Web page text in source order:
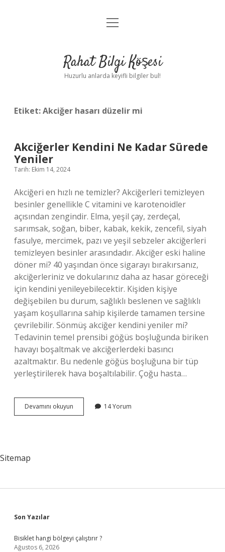
Anasayfa
Yasal Uyarı
menüyü
Rahat Bilgi Köşesi
Huzurlu anlarda keyifli bilgiler bul!
Etiket:Akciğer hasarı düzelir mi
Akciğerler Kendini Ne Kadar Sürede
Yeniler
Tarih: Ekim 14, 2024
Akciğeri en hızlı ne temizler? Akciğerleri temizleyen
besinler genellikle C vitamini ve karotenoidler
açısından zengindir. Elma, yeşil çay, zerdeçal,
sarımsak, soğan, biber, kabak, kekik, zencefil, siyah
fasulye, mercimek, pazı ve yeşil sebzeler akciğerleri
temizleyen besinler arasındadır. Akciğer eski haline
döner mi? 40 yaşından önce sigarayı bırakırsanız,
akciğerleriniz ve dokularınız daha az hasar göreceği
için kendini yenileyebilecektir. Kişiden kişiye
değişebilen bu durum, sağlıklı beslenen ve sağlıklı
yaşam koşullarına sahip kişilerde tamamen tersine
çevrilebilir. Sönmüş akciğer kendini yeniler mi?
Tedavinin temel prensibi göğüs boşluğunda biriken
havayı boşaltmak ve akciğerlerdeki basıncı
azaltmaktır. Bu nedenle göğüs boşluğuna bir tüp
yerleştirilerek hava boşaltılabilir. Çoğu hasta…
Devamını okuyun Akciğerler
Kendini
14 Yorum
Sitemap
Sidebar
Son Yazılar
Bisiklet hangi bölgeyi çalıştırır ?
Ağustos 6, 2026